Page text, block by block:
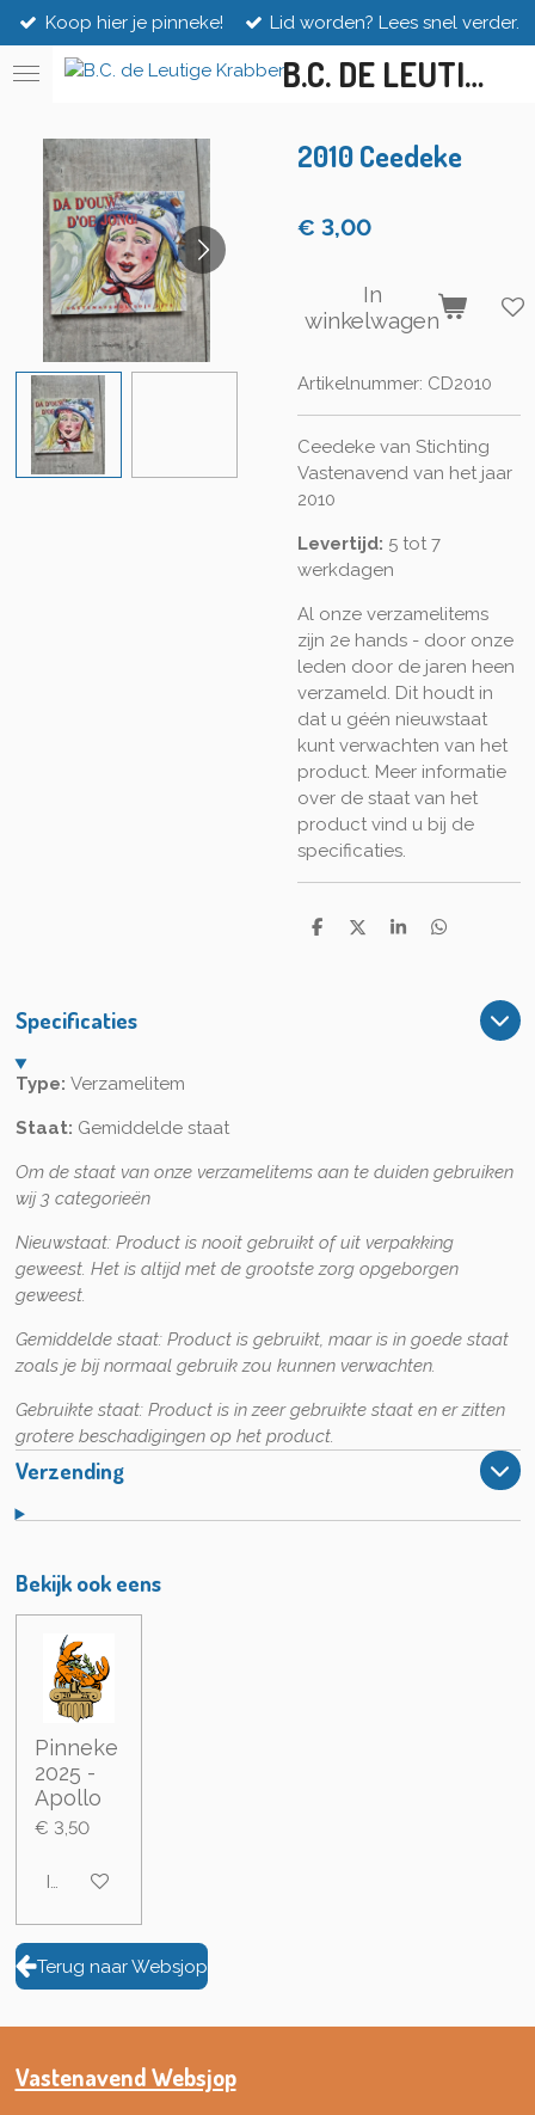
Ga
direct
naar
B.C. DE LEUTIGE KRABBEN
Koop hier je pinneke! Lid worden? Lees snel verder.
2010 Ceedeke
€ 3,00
In
winkelwagen
Artikelnummer: CD2010
Ceedeke van Stichting
Vastenavend van het jaar
2010
Levertijd: 5 tot 7
werkdagen
Al onze verzamelitems
zijn 2e hands - door onze
leden door de jaren heen
verzameld. Dit houdt in
dat u géén nieuwstaat
kunt verwachten van het
product. Meer informatie
over de staat van het
product vind u bij de
specificaties.
D
D
S
D
Specificaties
Type: Verzamelitem
Staat: Gemiddelde staat
Om de staat van onze verzamelitems aan te duiden gebruiken
wij 3 categorieën
Nieuwstaat: Product is nooit gebruikt of uit verpakking
geweest. Het is altijd met de grootste zorg opgeborgen
geweest.
Gemiddelde staat: Product is gebruikt, maar is in goede staat
zoals je bij normaal gebruik zou kunnen verwachten.
Gebruikte staat:Product is in zeer gebruikte staat en er zitten
grotere beschadigingen op het product.
Verzending
Bekijk ook eens
Pinneke
2025 -
Apollo
€ 3,50
In winkelwagen
Terug naar Websjop
Vastenavend Websjop